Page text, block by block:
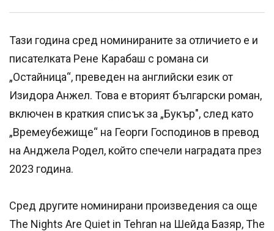
Тази година сред номинираните за отличието е и
писателката Рене Карабаш с романа си
„Остайница“, преведен на английски език от
Изидора Анжел. Това е вторият български роман,
включен в краткия списък за „Букър", след като
„Времеубежище“ на Георги Господинов в превод
на Анджела Родел, който спечели наградата през
2023 година.
Сред другите номинирани произведения са още
The Nights Are Quiet in Tehran на Шейда Базяр, The